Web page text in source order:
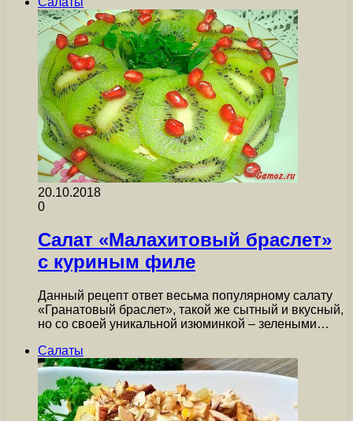
20.10.2018
0
Салат «Малахитовый браслет»
с куриным филе
Данный рецепт ответ весьма популярному салату
«Гранатовый браслет», такой же сытный и вкусный,
но со своей уникальной изюминкой – зелеными…
Салаты